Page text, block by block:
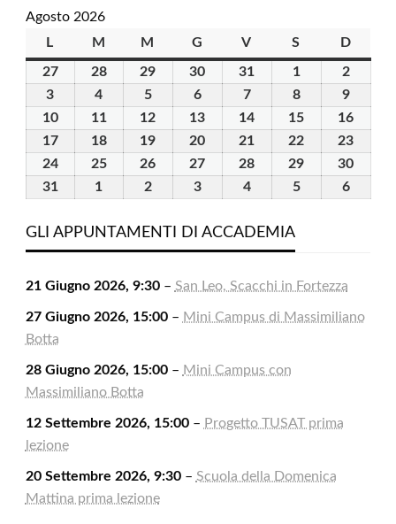
Agosto 2026
L
M martedì
M mercoledì
G giovedìV venerdì
S sabatoD
2727
Luglio
2026
2828
29 30 31 11
Agosto
2026
22
Agosto
2026
3
Agosto
2026
4
Agosto
2026
55
Agosto
2026
66
Agosto
2026
77
Agosto
2026
88
Agosto
2026
99
Agosto
2026
1010
Agosto
2026
1111
Agosto
2026
12
Agosto
13
Agosto
14
Agosto
15
Agosto
16
1717
Agosto
1818
Agosto
19
Agosto
20
Agosto
21
Agosto
22
Agosto
23
2424
Agosto
2525
Agosto
26
Agosto
27
Agosto
28
Agosto
29
Agosto
30
3131
2026
1
2026
22
2026
33
2026
44
2026
55
66
GLI APPUNTAMENTI DI ACCADEMIA
21 Giugno 2026, 9:30– San Leo, Scacchi in Fortezza
27 Giugno 2026, 15:00– Mini Campus di Massimiliano
Botta
28 Giugno 2026, 15:00– Mini Campus con
Massimiliano Botta
12 Settembre 2026, 15:00– Progetto TUSAT prima
lezione
20 Settembre 2026, 9:30– Scuola della Domenica
Mattina prima lezione